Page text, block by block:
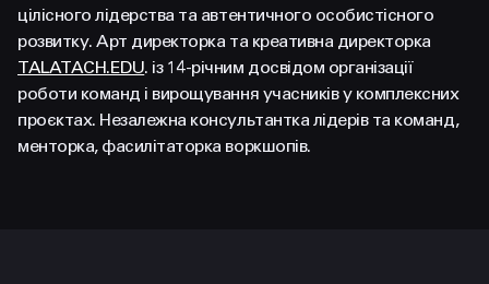
цілісного лідерства та автентичного особистісного
розвитку. Арт директорка та креативна директорка
TALATACH.EDU. із 14-річним досвідом організації
роботи команд і вирощування учасників у комплексних
проєктах. Незалежна консультантка лідерів та команд,
менторка, фасилітаторка воркшопів.